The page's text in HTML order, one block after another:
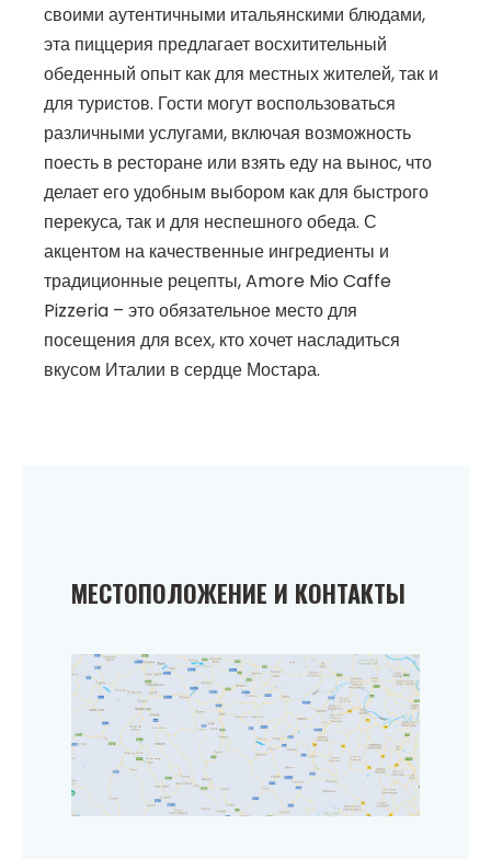
своими аутентичными итальянскими блюдами,
эта пиццерия предлагает восхитительный
обеденный опыт как для местных жителей, так и
для туристов. Гости могут воспользоваться
различными услугами, включая возможность
поесть в ресторане или взять еду на вынос, что
делает его удобным выбором как для быстрого
перекуса, так и для неспешного обеда. С
акцентом на качественные ингредиенты и
традиционные рецепты, Amore Mio Caffe
Pizzeria – это обязательное место для
посещения для всех, кто хочет насладиться
вкусом Италии в сердце Мостара.
МЕСТОПОЛОЖЕНИЕ И КОНТАКТЫ